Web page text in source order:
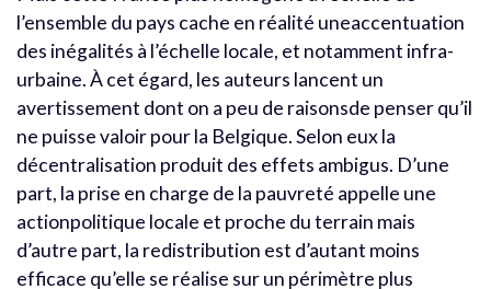
l’ensemble du pays cache en réalité uneaccentuation
des inégalités à l’échelle locale, et notamment infra-
urbaine. À cet égard, les auteurs lancent un
avertissement dont on a peu de raisonsde penser qu’il
ne puisse valoir pour la Belgique. Selon eux la
décentralisation produit des effets ambigus. D’une
part, la prise en charge de la pauvreté appelle une
actionpolitique locale et proche du terrain mais
d’autre part, la redistribution est d’autant moins
efficace qu’elle se réalise sur un périmètre plus